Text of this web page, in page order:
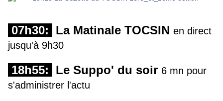
07h30: La Matinale TOCSIN en direct
jusqu'à 9h30
18h55: Le Suppo' du soir 6 mn pour
s'administrer l'actu